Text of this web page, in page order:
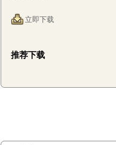
立即下载
推荐下载